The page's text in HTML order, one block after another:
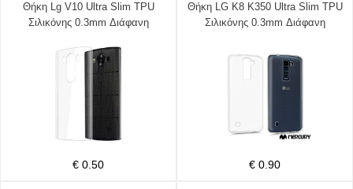
Θήκη Lg V10 Ultra Slim TPU
Σιλικόνης 0.3mm Διάφανη
€ 0.50
Θήκη LG K8 K350 Ultra Slim TPU
Σιλικόνης 0.3mm Διάφανη
€ 0.90